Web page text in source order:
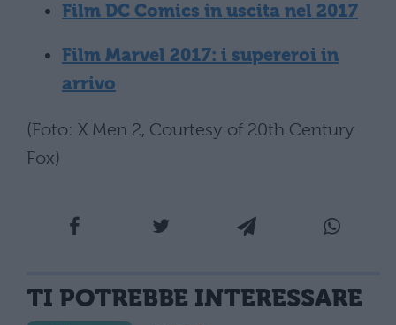
Film DC Comics in uscita nel 2017
Film Marvel 2017: i supereroi in
arrivo
(Foto: X Men 2, Courtesy of 20th Century
Fox)
TI POTREBBE INTERESSARE